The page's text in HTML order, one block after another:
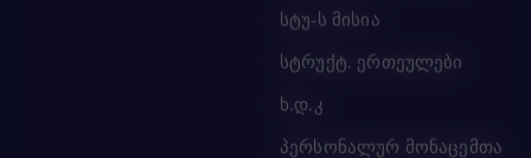
სტუ-ს მისია
სტრუქტ. ერთეულები
ხ.დ.კ
პერსონალურ მონაცემთა